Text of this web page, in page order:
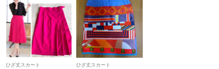
ひざ丈スカート ひざ丈スカート